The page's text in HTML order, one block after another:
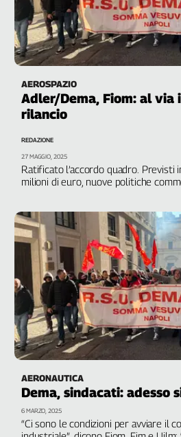
Idea
Diffusa
InFlai
Le
trasmissioni
tv
Work
Progress
L'Italia
nel
Territori
Abruzzo-
Molise
Adige
Basilicata
Calabria
Campania
Emilia-
Romagna
Friuli
Venezia
Giulia
AEROSPAZIO
Adler/Dema, Fiom: al via
rilancio
Ratificato l’accordo quadro.
milioni di euro, nuove politiche
REDAZIONE
27 MAGGIO, 2025
AERONAUTICA
Dema, sindacati: adesso
“Ci sono le condizioni per avviare il
6 MARZO, 2025